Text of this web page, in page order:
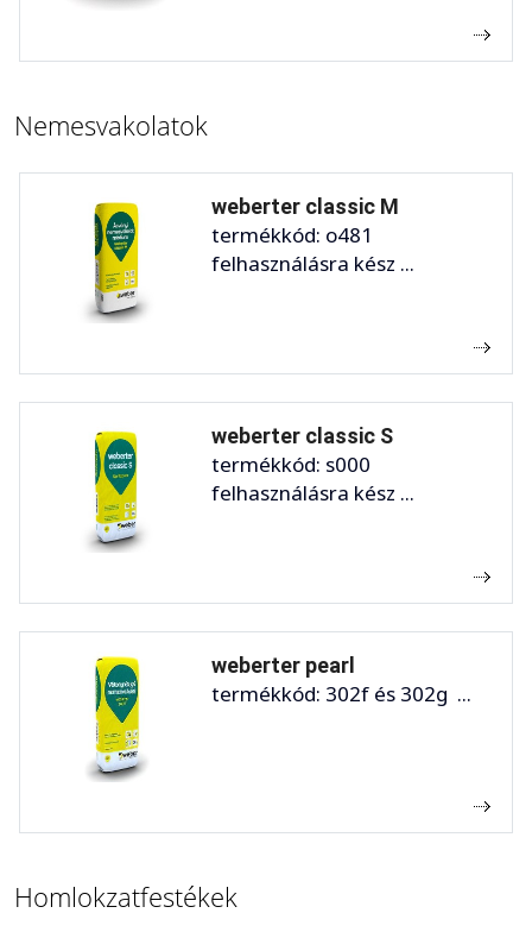
Nemesvakolatok
weberter classic M
termékkód: o481
felhasználásra kész ...
weberter classic S
termékkód: s000
felhasználásra kész ...
weberter pearl
termékkód: 302f és 302g ...
Homlokzatfestékek